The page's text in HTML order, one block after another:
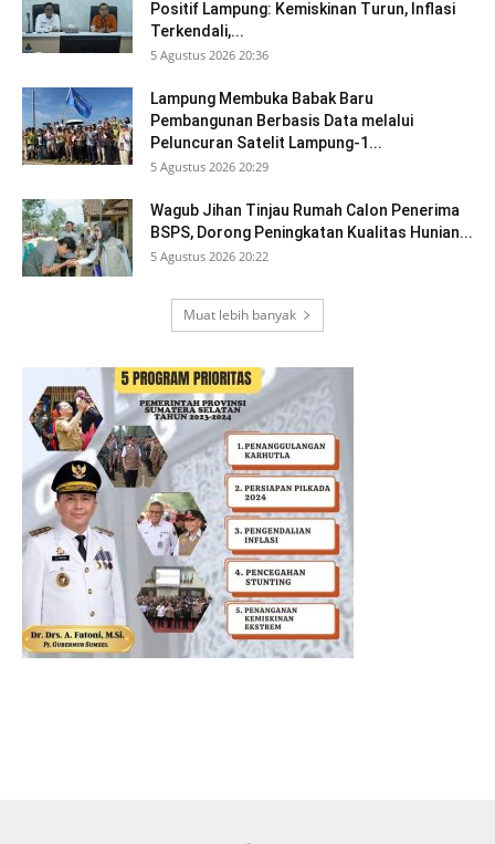
Positif Lampung: Kemiskinan Turun, Inflasi
Terkendali,...
5 Agustus 2026 20:36
Lampung Membuka Babak Baru
Pembangunan Berbasis Data melalui
Peluncuran Satelit Lampung-1...
5 Agustus 2026 20:29
Wagub Jihan Tinjau Rumah Calon Penerima
BSPS, Dorong Peningkatan Kualitas Hunian...
5 Agustus 2026 20:22
Muat lebih banyak